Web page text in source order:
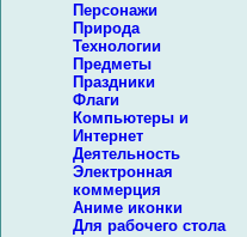
Персонажи
Природа
Технологии
Предметы
Праздники
Флаги
Компьютеры и
Интернет
Деятельность
Электронная
коммерция
Аниме иконки
Для рабочего стола